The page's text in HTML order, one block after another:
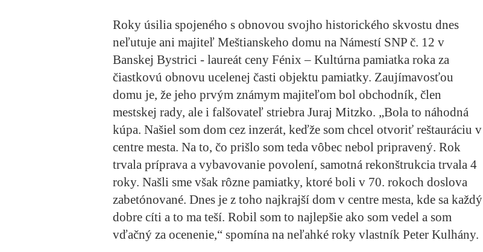
Roky úsilia spojeného s obnovou svojho historického skvostu dnes
neľutuje ani majiteľ Meštianskeho domu na Námestí SNP č. 12 v
Banskej Bystrici - laureát ceny Fénix – Kultúrna pamiatka roka za
čiastkovú obnovu ucelenej časti objektu pamiatky. Zaujímavosťou
domu je, že jeho prvým známym majiteľom bol obchodník, člen
mestskej rady, ale i falšovateľ striebra Juraj Mitzko. „Bola to náhodná
kúpa. Našiel som dom cez inzerát, keďže som chcel otvoriť reštauráciu v
centre mesta. Na to, čo prišlo som teda vôbec nebol pripravený. Rok
trvala príprava a vybavovanie povolení, samotná rekonštrukcia trvala 4
roky. Našli sme však rôzne pamiatky, ktoré boli v 70. rokoch doslova
zabetónované. Dnes je z toho najkrajší dom v centre mesta, kde sa každý
dobre cíti a to ma teší. Robil som to najlepšie ako som vedel a som
vďačný za ocenenie,“ spomína na neľahké roky vlastník Peter Kulhány.